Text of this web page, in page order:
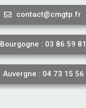
contact@cmgtp.fr
Bourgogne : 03 86 59
Auvergne : 04 73 15 56